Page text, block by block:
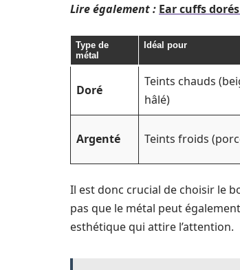
Lire également : Ear cuffs
Type de
métal
Idéal pour
Doré
Teints chauds
hâlé)
Argenté Teints froids
Il est donc crucial de choisir le
pas que le métal peut
esthétique qui attire l’attention.